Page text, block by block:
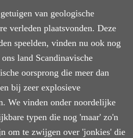
van geologische
verleden plaatsvonden. Deze
speelden, vinden nu ook nog
land Scandinavische
oorsprong die meer dan
bij zeer explosieve
We vinden onder noordelijke
typen die nog 'maar' zo'n
om te zwijgen over 'jonkies' die